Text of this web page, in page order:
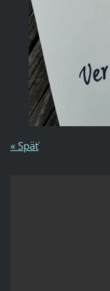
« Späť